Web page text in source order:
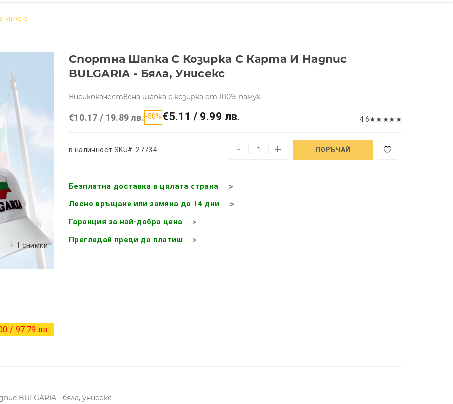
унисекс
+ 1 снимки
/ 97.79 лв.
Спортна Шапка С Козирка С Карта И Надпис
BULGARIA - Бяла, Унисекс
Висикокачествена шапка с козирка от 100% памук.
€10.17 / 19.89 лв.-50% €5.11 / 9.99 лв. 4.6★★ ★★ ★
в наличност SKU#: 27734 - + ПОРЪЧАЙ
Безплатна доставка в цялата страна
Лесно връщане или замяна до 14 дни
Гаранция за най-добра цена
Прегледай преди да платиш
BULGARIA - бяла, унисекс